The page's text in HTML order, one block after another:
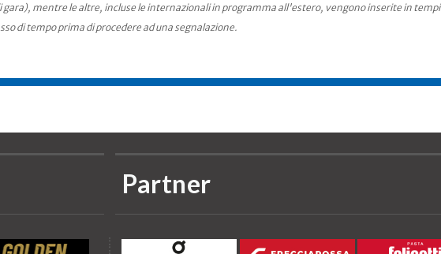
mentre le altre, incluse le internazionali in programma all'estero, vengono inserite in tempi
di tempo prima di procedere ad una segnalazione.
Partner